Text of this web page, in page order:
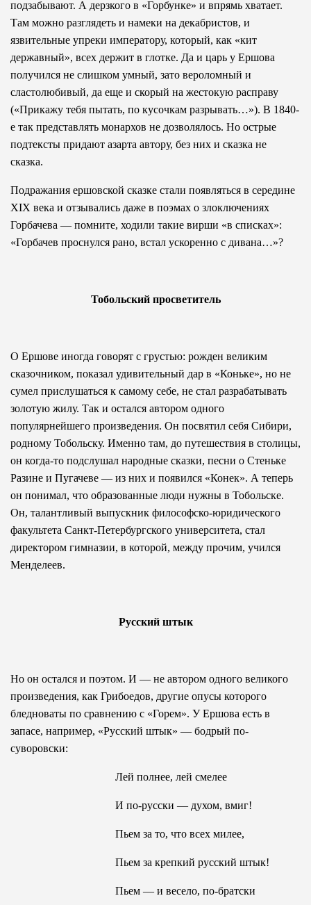
подзабывают. А дерзкого в «Горбунке» и впрямь хватает.
Там можно разглядеть и намеки на декабристов, и
язвительные упреки императору, который, как «кит
державный», всех держит в глотке. Да и царь у Ершова
получился не слишком умный, зато вероломный и
сластолюбивый, да еще и скорый на жестокую расправу
(«Прикажу тебя пытать, по кусочкам разрывать…»). В 1840-
е так представлять монархов не дозволялось. Но острые
подтексты придают азарта автору, без них и сказка не
сказка.
Подражания ершовской сказке стали появляться в середине
XIX века и отзывались даже в поэмах о злоключениях
Горбачева — помните, ходили такие вирши «в списках»:
«Горбачев проснулся рано, встал ускоренно с дивана…»?
Тобольский просветитель
О Ершове иногда говорят с грустью: рожден великим
сказочником, показал удивительный дар в «Коньке», но не
сумел прислушаться к самому себе, не стал разрабатывать
золотую жилу. Так и остался автором одного
популярнейшего произведения. Он посвятил себя Сибири,
родному Тобольску. Именно там, до путешествия в столицы,
он когда-то подслушал народные сказки, песни о Стеньке
Разине и Пугачеве — из них и появился «Конек». А теперь
он понимал, что образованные люди нужны в Тобольске.
Он, талантливый выпускник философско-юридического
факультета Санкт-Петербургского университета, стал
директором гимназии, в которой, между прочим, учился
Менделеев.
Русский штык
Но он остался и поэтом. И — не автором одного великого
произведения, как Грибоедов, другие опусы которого
бледноваты по сравнению с «Горем». У Ершова есть в
запасе, например, «Русский штык» — бодрый по-
суворовски:
Лей полнее, лей смелее
И по-русски — духом, вмиг!
Пьем за то, что всех милее,
Пьем за крепкий русский штык!
Пьем — и весело, по-братски